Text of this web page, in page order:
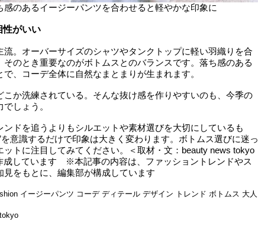
のあるイージーパンツを合わせると軽やかな印象に
性がいい
。オーバーサイズのシャツやタンクトップに軽い羽織りを合
のとき重要なのがボトムスとのバランスです。落ち感のある
、コーデ全体に自然なまとまりが生まれます。
か洗練されている。そんな抜け感を作りやすいのも、今季の
しょう。
ドを追うよりもシルエットや素材選びを大切にしているも
意識するだけで印象は大きく変わります。ボトムス選びに迷っ
トに注目してみてください。＜取材・文：beauty news tokyo
しています ※本記事の内容は、ファッショントレンドやス
見をもとに、編集部が構成しています
イージーパンツ コーデ ディテール デザイン トレンド ボトムス 大人